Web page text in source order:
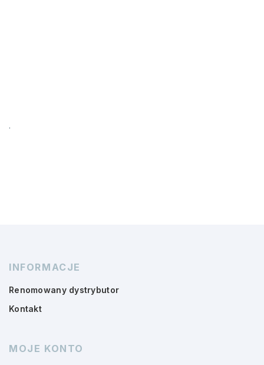
.
INFORMACJE
Renomowany dystrybutor
Kontakt
MOJE KONTO